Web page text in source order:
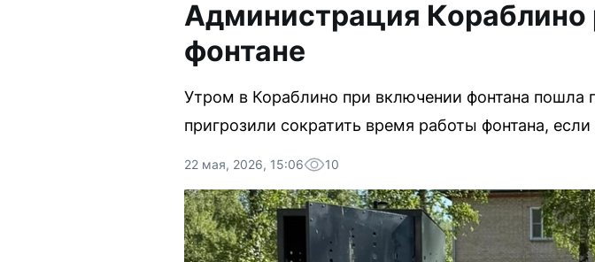
Администрация Кораблино
фонтане
Утром в Кораблино при включении фонтана пошла
пригрозили сократить время работы фонтана, если
22 мая, 2026, 15:06 10